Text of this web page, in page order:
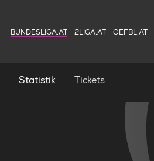
BUNDESLIGA.AT 2LIGA.AT OEFBL.AT
Statistik Tickets